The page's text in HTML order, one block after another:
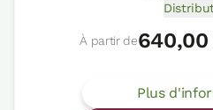
À partir de
Plus